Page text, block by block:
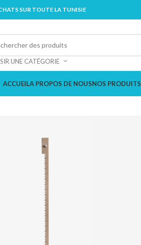
SUR TOUTE LA TUNISIE
UNE CATÉGORIE
ACCUEILA PROPOS DE NOUSNOS PRODUITS